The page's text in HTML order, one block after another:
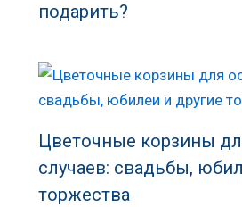
подарить?
Цветочные корзины
случаев: свадьбы,
торжества